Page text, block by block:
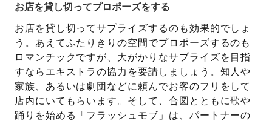
お店を貸し切ってプロポーズをする
お店を貸し切ってサプライズするのも効果的でしょ
う。あえてふたりきりの空間でプロポーズするのも
ロマンチックですが、大がかりなサプライズを目指
すならエキストラの協力を要請しましょう。知人や
家族、あるいは劇団などに頼んでお客のフリをして
店内にいてもらいます。そして、合図とともに歌や
踊りを始める「フラッシュモブ」は、パートナーの